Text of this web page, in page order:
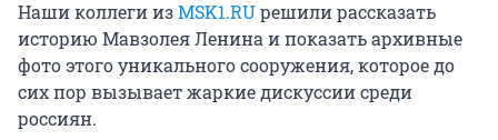
Наши коллеги изMSK1.RUрешили рассказать
историю Мавзолея Ленина и показать архивные
фото этого уникального сооружения, которое до
сих пор вызывает жаркие дискуссии среди
россиян.